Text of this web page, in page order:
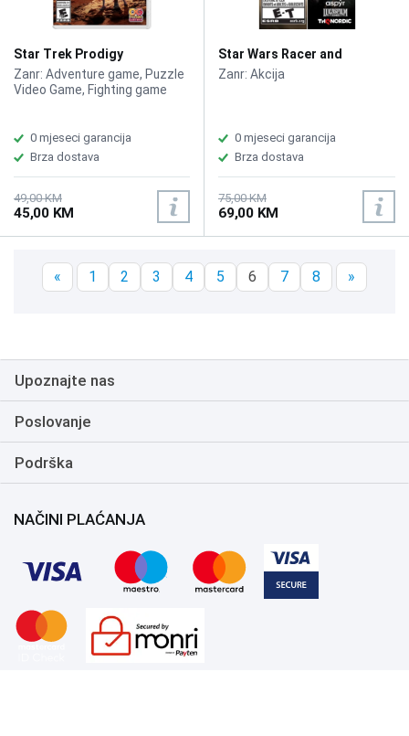
Star Trek Prodigy
Supernova / Switch
Zanr: Adventure game, Puzzle
Video Game, Fighting game
0 mjeseci garancija
Brza dostava
49,00 KM
45,00 KM
Star Wars Racer and
Commando Combo /Switch
Zanr: Akcija
0 mjeseci garancija
Brza dostava
75,00 KM
69,00 KM
« 1 2 3 4 5 6 7 8 »
Upoznajte nas
Poslovanje
Podrška
NAČINI PLAĆANJA